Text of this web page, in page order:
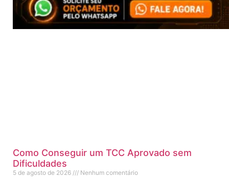
Como Conseguir um TCC Aprovado sem
Dificuldades
5 de agosto de 2026 Nenhum comentário